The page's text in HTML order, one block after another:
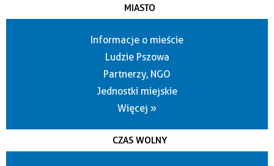
MIASTO
Informacje o mieście
Ludzie Pszowa
Partnerzy, NGO
Jednostki miejskie
Więcej »
CZAS WOLNY